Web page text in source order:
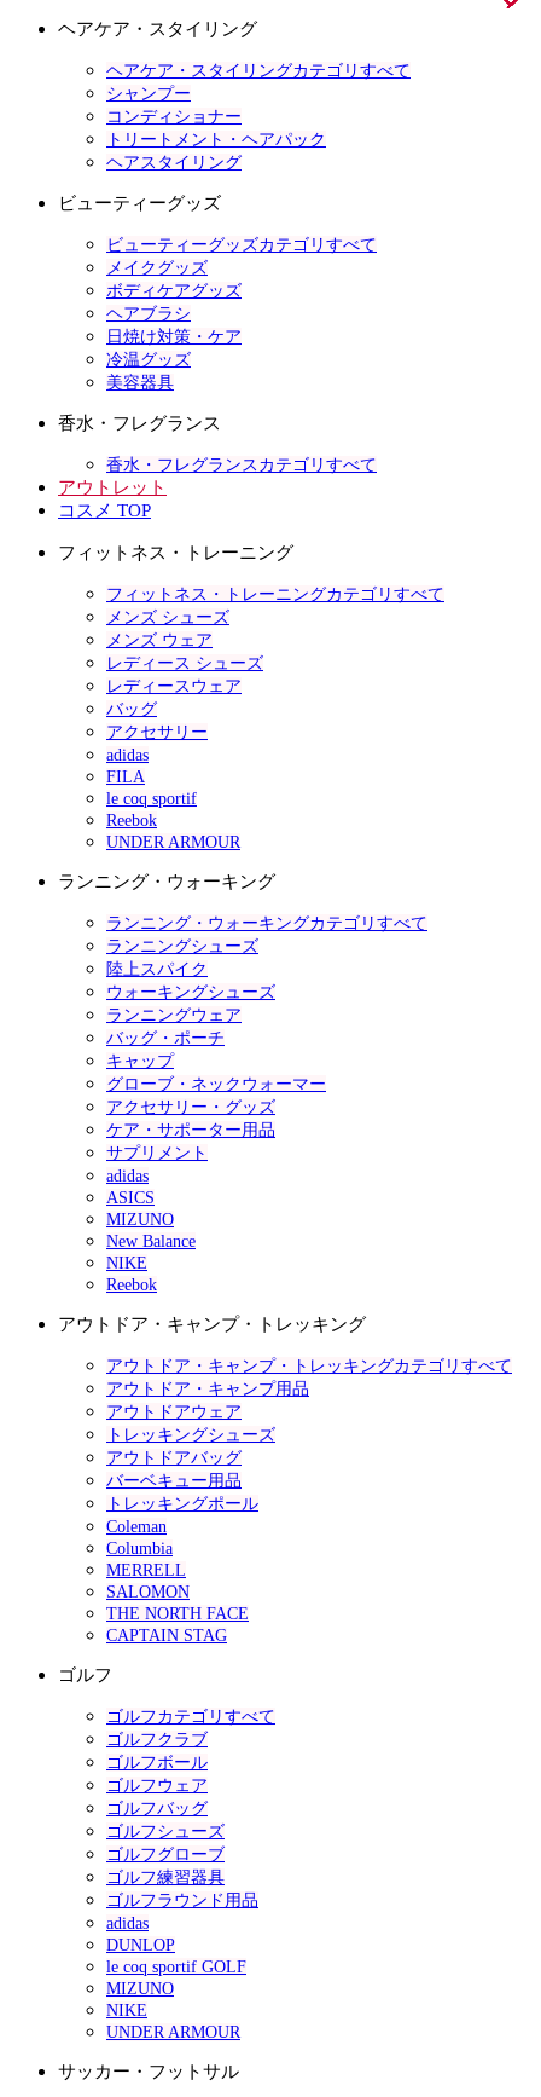
ヘアケア・スタイリング
ヘアケア・スタイリングカテゴリすべて
シャンプー
コンディショナー
トリートメント・ヘアパック
ヘアスタイリング
ビューティーグッズ
ビューティーグッズカテゴリすべて
メイクグッズ
ボディケアグッズ
ヘアブラシ
日焼け対策・ケア
冷温グッズ
美容器具
香水・フレグランス
香水・フレグランスカテゴリすべて
アウトレット
コスメ TOP
フィットネス・トレーニング
フィットネス・トレーニングカテゴリすべて
メンズ シューズ
メンズ ウェア
レディース シューズ
レディースウェア
バッグ
アクセサリー
adidas
FILA
le coq sportif
Reebok
UNDER ARMOUR
ランニング・ウォーキング
ランニング・ウォーキングカテゴリすべて
ランニングシューズ
陸上スパイク
ウォーキングシューズ
ランニングウェア
バッグ・ポーチ
キャップ
グローブ・ネックウォーマー
アクセサリー・グッズ
ケア・サポーター用品
サプリメント
adidas
ASICS
MIZUNO
New Balance
NIKE
Reebok
アウトドア・キャンプ・トレッキング
アウトドア・キャンプ・トレッキングカテゴリすべて
アウトドア・キャンプ用品
アウトドアウェア
トレッキングシューズ
アウトドアバッグ
バーベキュー用品
トレッキングポール
Coleman
Columbia
MERRELL
SALOMON
THE NORTH FACE
CAPTAIN STAG
ゴルフ
ゴルフカテゴリすべて
ゴルフクラブ
ゴルフボール
ゴルフウェア
ゴルフバッグ
ゴルフシューズ
ゴルフグローブ
ゴルフ練習器具
ゴルフラウンド用品
adidas
DUNLOP
le coq sportif GOLF
MIZUNO
NIKE
UNDER ARMOUR
サッカー・フットサル